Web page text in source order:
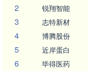
2 锐翔智能
3 志特新材
4 博腾股份
5 近岸蛋白
6 毕得医药